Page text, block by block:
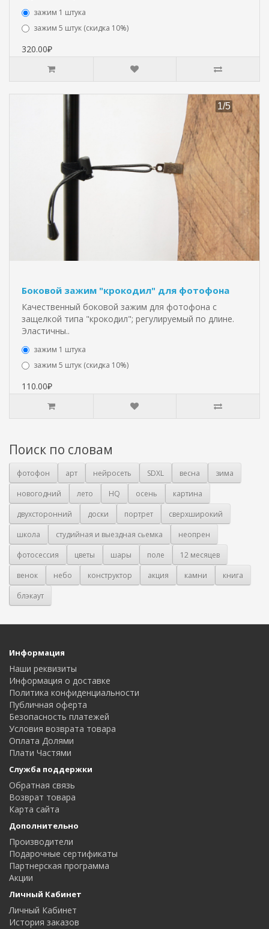
зажим 1 штука
зажим 5 штук (скидка 10%)
320.00₽
Боковой зажим "крокодил" для фотофона
Качественный боковой зажим для фотофона с
защелкой типа "крокодил"; регулируемый по длине.
Эластичны..
зажим 1 штука
зажим 5 штук (скидка 10%)
110.00₽
Поиск по словам
фотофон арт нейросеть SDXL весна
зима
новогодний
лето HQ осень
картина
двухсторонний
доски портрет
сверхширокий
школа
студийная и выездная сьемка
неопрен
фотосессия
цветы шары поле
12 месяцев
венок
небо конструктор акция камни
книга
блэкаут
Информация
Наши реквизиты
Информация о доставке
Политика конфиденциальности
Публичная оферта
Безопасность платежей
Условия возврата товара
Оплата Долями
Плати Частями
Служба поддержки
Обратная связь
Возврат товара
Карта сайта
Дополнительно
Производители
Подарочные сертификаты
Партнерская программа
Акции
Личный Кабинет
Личный Кабинет
История заказов